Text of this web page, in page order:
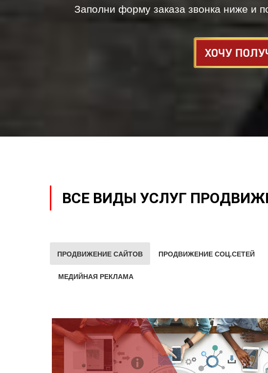
Заполни форму заказа звонка ниже и
ВСЕ ВИДЫ УСЛУГ
ПРОДВИЖЕНИЕ САЙТОВ ПРОДВИЖЕНИЕ СОЦ.СЕТЕЙ
МЕДИЙНАЯ РЕКЛАМА